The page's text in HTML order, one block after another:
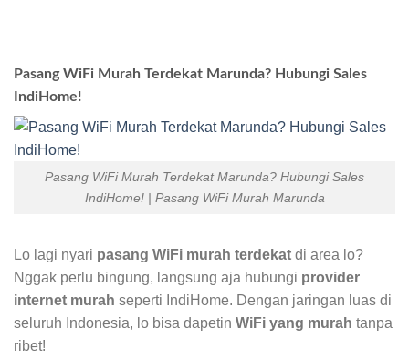
Pasang WiFi Murah Terdekat Marunda? Hubungi Sales
IndiHome!
Pasang WiFi Murah Terdekat Marunda? Hubungi Sales
IndiHome! | Pasang WiFi Murah Marunda
Lo lagi nyari pasang WiFi murah terdekat di area lo?
Nggak perlu bingung, langsung aja hubungi provider
internet murah seperti IndiHome. Dengan jaringan luas di
seluruh Indonesia, lo bisa dapetin WiFi yang murah tanpa
ribet!